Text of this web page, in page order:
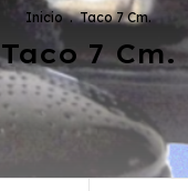
Inicio . Taco 7 Cm.
Taco 7 Cm.